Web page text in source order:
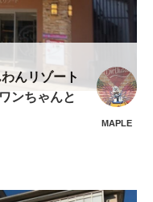
んリゾート
ンちゃんと
MAPLE